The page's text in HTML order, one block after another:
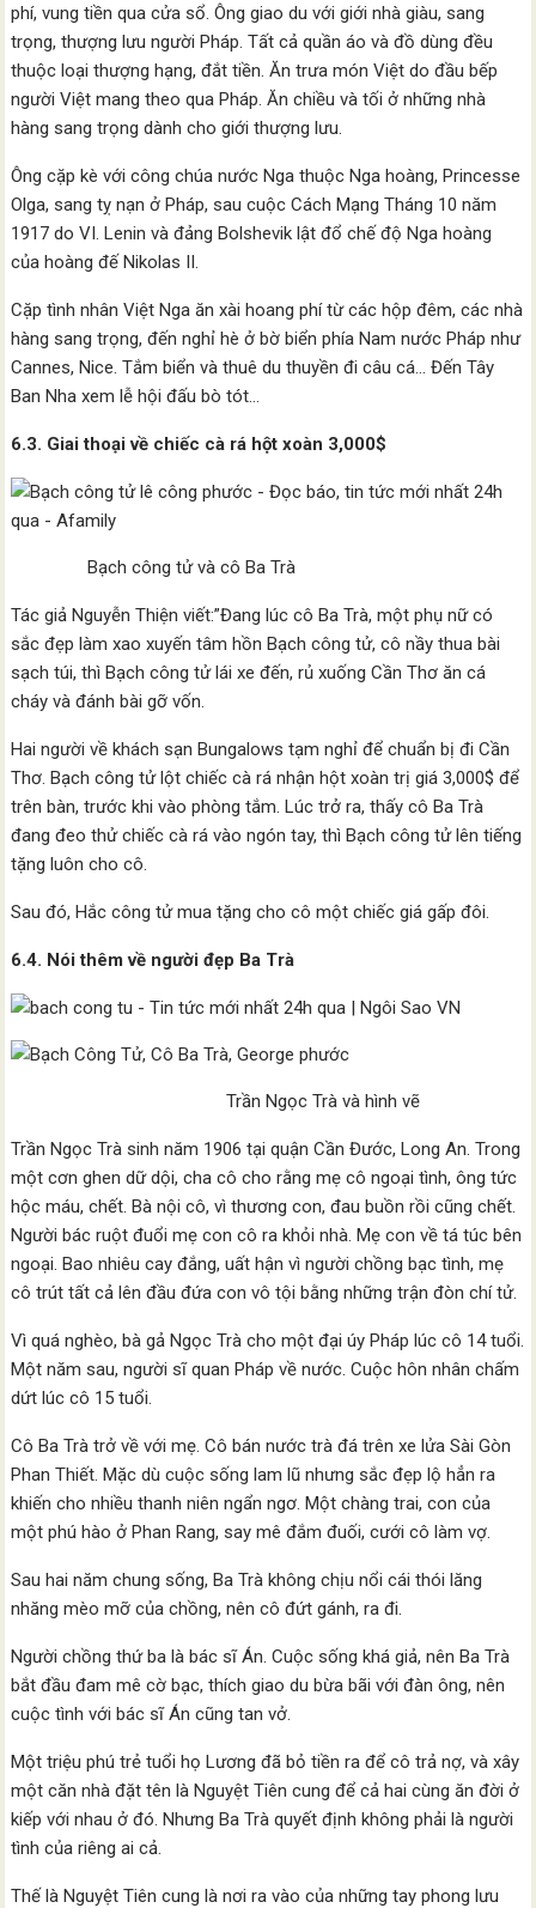
phí, vung tiền qua cửa sổ. Ông giao du với giới nhà giàu, sang
trọng, thượng lưu người Pháp. Tất cả quần áo và đồ dùng đều
thuộc loại thượng hạng, đắt tiền. Ăn trưa món Việt do đầu bếp
người Việt mang theo qua Pháp. Ăn chiều và tối ở những nhà
hàng sang trọng dành cho giới thượng lưu.
Ông cặp kè với công chúa nước Nga thuộc Nga hoàng, Princesse
Olga, sang tỵ nạn ở Pháp, sau cuộc Cách Mạng Tháng 10 năm
1917 do VI. Lenin và đảng Bolshevik lật đổ chế độ Nga hoàng
của hoàng đế Nikolas II.
Cặp tình nhân Việt Nga ăn xài hoang phí từ các hộp đêm, các nhà
hàng sang trọng, đến nghỉ hè ở bờ biển phía Nam nước Pháp như
Cannes, Nice. Tắm biển và thuê du thuyền đi câu cá… Đến Tây
Ban Nha xem lễ hội đấu bò tót…
6.3. Giai thoại về chiếc cà rá hột xoàn 3,000$
Bạch công tử và cô Ba Trà
Tác giả Nguyễn Thiện viết:”Đang lúc cô Ba Trà, một phụ nữ có
sắc đẹp làm xao xuyến tâm hồn Bạch công tử, cô nầy thua bài
sạch túi, thì Bạch công tử lái xe đến, rủ xuống Cần Thơ ăn cá
cháy và đánh bài gỡ vốn.
Hai người về khách sạn Bungalows tạm nghỉ để chuẩn bị đi Cần
Thơ. Bạch công tử lột chiếc cà rá nhận hột xoàn trị giá 3,000$ để
trên bàn, trước khi vào phòng tắm. Lúc trở ra, thấy cô Ba Trà
đang đeo thử chiếc cà rá vào ngón tay, thì Bạch công tử lên tiếng
tặng luôn cho cô.
Sau đó, Hắc công tử mua tặng cho cô một chiếc giá gấp đôi.
6.4. Nói thêm về người đẹp Ba Trà
Trần Ngọc Trà và hình vẽ
Trần Ngọc Trà sinh năm 1906 tại quận Cần Đước, Long An. Trong
một cơn ghen dữ dội, cha cô cho rằng mẹ cô ngoại tình, ông tức
hộc máu, chết. Bà nội cô, vì thương con, đau buồn rồi cũng chết.
Người bác ruột đuổi mẹ con cô ra khỏi nhà. Mẹ con về tá túc bên
ngoại. Bao nhiêu cay đắng, uất hận vì người chồng bạc tình, mẹ
cô trút tất cả lên đầu đứa con vô tội bằng những trận đòn chí tử.
Vì quá nghèo, bà gả Ngọc Trà cho một đại úy Pháp lúc cô 14 tuổi.
Một năm sau, người sĩ quan Pháp về nước. Cuộc hôn nhân chấm
dứt lúc cô 15 tuổi.
Cô Ba Trà trở về với mẹ. Cô bán nước trà đá trên xe lửa Sài Gòn
Phan Thiết. Mặc dù cuộc sống lam lũ nhưng sắc đẹp lộ hẳn ra
khiến cho nhiều thanh niên ngẩn ngơ. Một chàng trai, con của
một phú hào ở Phan Rang, say mê đắm đuối, cưới cô làm vợ.
Sau hai năm chung sống, Ba Trà không chịu nổi cái thói lăng
nhăng mèo mỡ của chồng, nên cô đứt gánh, ra đi.
Người chồng thứ ba là bác sĩ Án. Cuộc sống khá giả, nên Ba Trà
bắt đầu đam mê cờ bạc, thích giao du bừa bãi với đàn ông, nên
cuộc tình với bác sĩ Án cũng tan vở.
Một triệu phú trẻ tuổi họ Lương đã bỏ tiền ra để cô trả nợ, và xây
một căn nhà đặt tên là Nguyệt Tiên cung để cả hai cùng ăn đời ở
kiếp với nhau ở đó. Nhưng Ba Trà quyết định không phải là người
tình của riêng ai cả.
Thế là Nguyệt Tiên cung là nơi ra vào của những tay phong lưu